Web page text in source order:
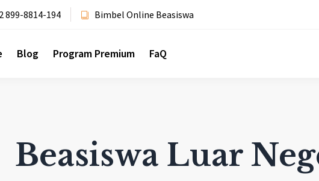
899-8814-194 Bimbel Online Beasiswa
Blog Program Premium FaQ
Beasiswa Luar